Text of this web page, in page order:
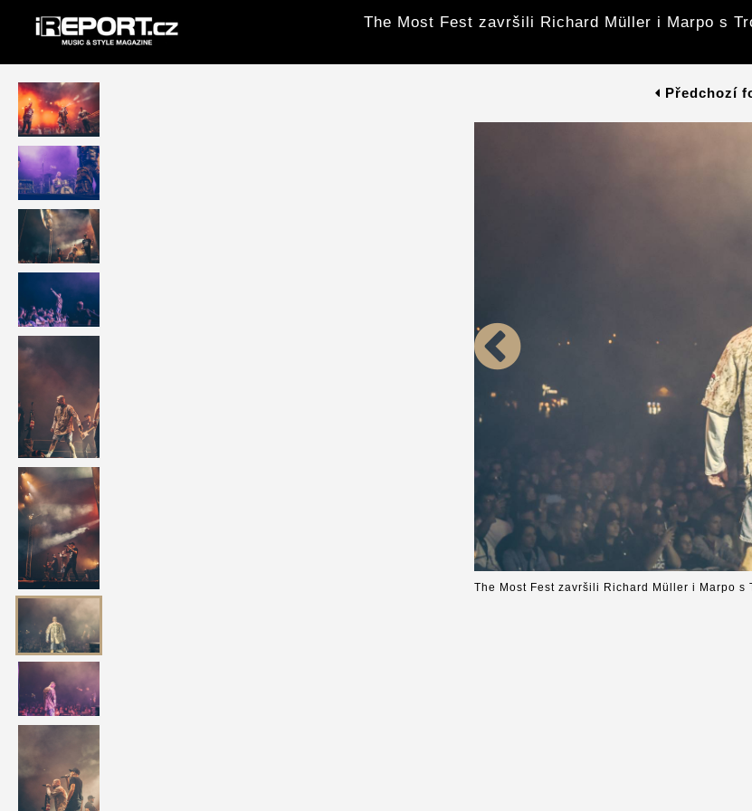
The Most Fest završili Richard Müller i Marpo s
Předchozí
The Most Fest završili Richard Müller i Marpo s